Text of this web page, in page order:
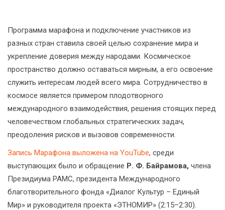
Программа марафона и подключение участников из
разных стран ставила своей целью сохранение мира и
укрепление доверия между народами. Космическое
пространство должно оставаться мирным, а его освоение
служить интересам людей всего мира. Сотрудничество в
космосе является примером плодотворного
международного взаимодействия, решения стоящих перед
человечеством глобальных стратегических задач,
преодоления рисков и вызовов современности.
Запись Марафона выложена на YouTube, среди
выступающих было и обращение Р. Ф. Байрамова, члена
Президиума РАМС, президента Международного
благотворительного фонда «Диалог Культур – Единый
Мир» и руководителя проекта «ЭТНОМИР» (2:15–2:30).